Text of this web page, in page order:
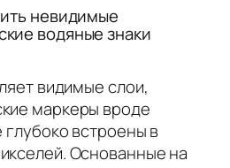
невидимые
водяные знаки
видимые слои,
маркеры вроде
встроены в
Основанные на